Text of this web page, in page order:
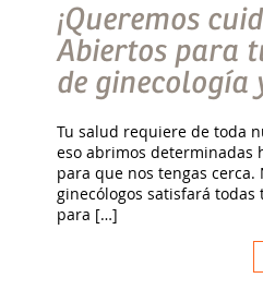
¡Queremos
Abiertos para
de ginecología
Tu salud requiere de toda
eso abrimos determinadas
para que nos tengas
ginecólogos satisfará todas
para […]